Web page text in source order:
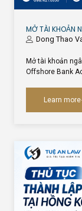
MỞ TÀI KHOẢN
Dong Thao
Mở tài khoản
Offshore Bank
Learn more